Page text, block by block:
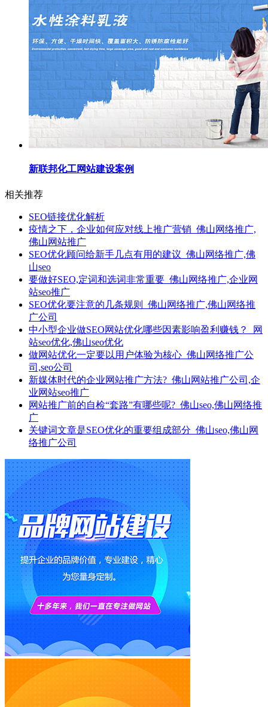
新联邦化工网站建设案例
相关推荐
SEO链接优化解析
疫情之下，企业如何应对线上推广营销_佛山网络推广,
佛山网站推广
SEO优化顾问给新手几点有用的建议_佛山网络推广,佛
山seo
要做好SEO,定词和选词非常重要_佛山网络推广,企业网
站seo推广
SEO优化要注意的几条规则_佛山网络推广,佛山网络推
广公司
中小型企业做SEO网站优化哪些因素影响盈利赚钱？_网
站seo优化,佛山seo优化
做网站优化一定要以用户体验为核心_佛山网络推广公
司,seo公司
新媒体时代的企业网站推广方法?_佛山网站推广公司,企
业网站seo推广
网站推广前的自检“套路”有哪些呢?_佛山seo,佛山网络推
广
关键词文章是SEO优化的重要组成部分_佛山seo,佛山网
络推广公司